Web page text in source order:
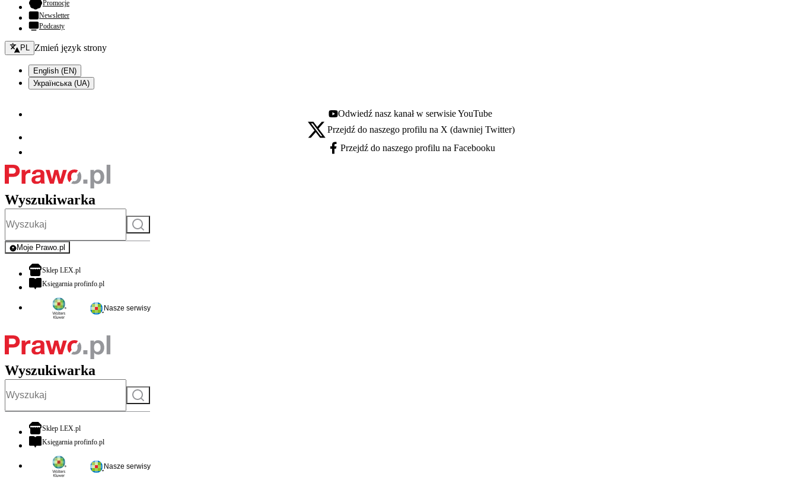
Promocje- otwiera się w nowej karcie
Newsletter
Podcasty
Zmień język - bieżący:
PL Zmień język strony
English (EN)
Українська (UA)
Youtube - otwiera się w nowej karcie
Odwiedź nasz kanał w serwisie YouTube
X - otwiera się w nowej karcie
Przejdź do naszego profilu na X (dawniej Twitter)
Facebook - otwiera się w nowej karcie
Przejdź do naszego profilu na Facebooku
Wyszukiwarka
Szukaj
Moje Prawo.pl
- rejestracja i logowanie do serwisu
Sklep LEX.plotwiera się w nowej karcie
Księgarnia profinfo.plotwiera się w nowej karcie
Nasze serwisy
Wyszukiwarka
Szukaj
Sklep LEX.plotwiera się w nowej karcie
Księgarnia profinfo.plotwiera się w nowej karcie
Nasze serwisy